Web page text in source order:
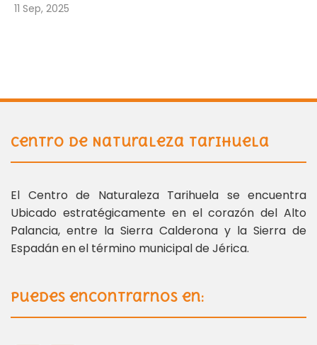
11 Sep, 2025
Centro de Naturaleza Tarihuela
El Centro de Naturaleza Tarihuela se encuentra
Ubicado estratégicamente en el corazón del Alto
Palancia, entre la Sierra Calderona y la Sierra de
Espadán en el término municipal de Jérica.
Puedes encontrarnos en: